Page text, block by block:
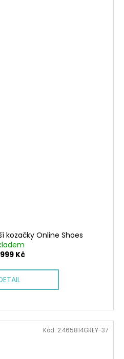
kozačky Online Shoes
Kč
Kód: 2.465814GREY-37